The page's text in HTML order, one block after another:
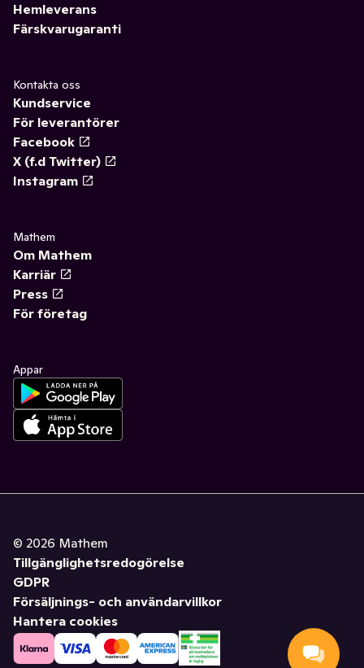
Hemleverans
Färskvarugaranti
Kontakta oss
Kundservice
För leverantörer
Facebook
X (f.d Twitter)
Instagram
Mathem
Om Mathem
Karriär
Press
För företag
Appar
© 2026 Mathem
Tillgänglighetsredogörelse
GDPR
Försäljnings- och användarvillkor
Hantera cookies